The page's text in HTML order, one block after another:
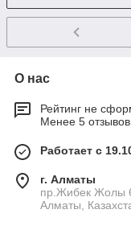
О нас
Рейтинг не
Менее 5
Работает с
г. Алматы
пр.Жибек Жолы
Алматы,